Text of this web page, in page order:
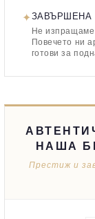
✦ЗАВЪРШЕНА
Не изпращаме
Повечето ни
готови за
НАША
Престиж и